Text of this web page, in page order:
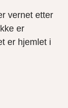
vernet etter
er
er hjemlet i